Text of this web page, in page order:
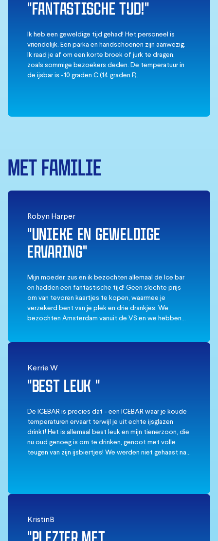
"FANTASTISCHE TIJD!"
Ik heb een geweldige tijd gehad! Het personeel is
vriendelijk. Een parka en handschoenen zijn aanwezig.
Ik raad je af om een korte broek of jurk te dragen,
zoals sommige bezoekers deden. De temperatuur in
de ijsbar is -10 graden C (14 graden F).
MET FAMILIE
Robyn Harper
"UNIEKE EN GEWELDIGE
ERVARING"
Mijn moeder, zus en ik bezochten allemaal de Ice bar
en hadden een fantastische tijd! Geen slechte prijs
om van tevoren kaartjes te kopen, waarmee je
verzekerd bent van je plek en drie drankjes. We
bezochten Amsterdam vanuit de VS en we hebben
kun je bijna nergens anders doen.
Kerrie W
"BEST LEUK "
De ICEBAR is precies dat - een ICEBAR waar je koude
temperaturen ervaart terwijl je uit echte ijsglazen
drinkt! Het is allemaal best leuk en mijn tienerzoon, die
nu oud genoeg is om te drinken, genoot met volle
teugen van zijn ijsbiertjes! We werden niet gehaast na
KristinB